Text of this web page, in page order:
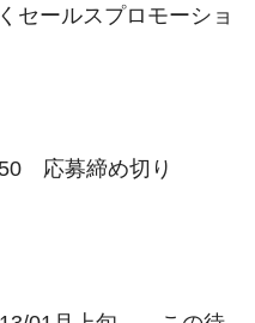
セールスプロモーショ
応募締め切り